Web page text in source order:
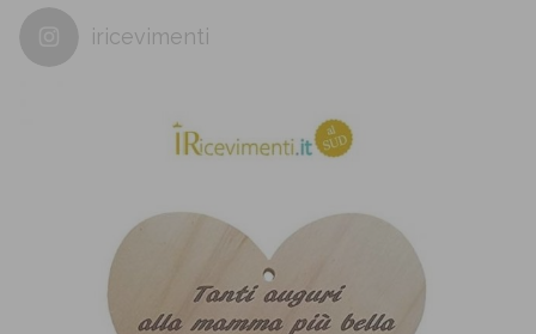
iricevimenti